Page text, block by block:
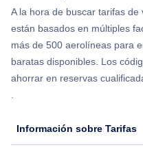
Flights from Nueva York to
Flights from Nueva York to
A la hora de buscar tarifas
están basados en múltiples
más de 500 aerolíneas para
baratas disponibles. Los
ahorrar en reservas
.
Información sobre Tarifas